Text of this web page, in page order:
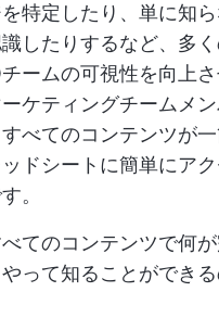
特定したり、単に知
したりするなど、多
ームの可視性を向上
ケティングチームメ
べてのコンテンツが一
ドシートに簡単にア
。
てのコンテンツで何
って知ることができる